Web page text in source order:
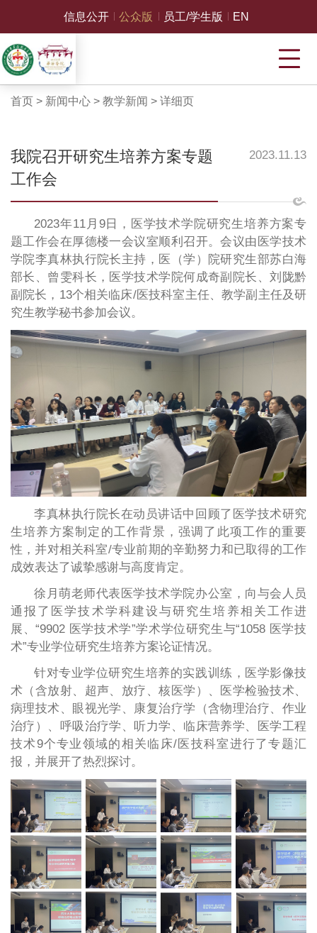
信息公开 公众版 员工/学生版 EN
首页 > 新闻中心> 教学新闻 > 详细页
我院召开研究生培养方案专题
工作会
2023.11.13
2023年11月9日，医学技术学院研究生培养方案专
题工作会在厚德楼一会议室顺利召开。会议由医学技术
学院李真林执行院长主持，医（学）院研究生部苏白海
部长、曾雯科长，医学技术学院何成奇副院长、刘陇黔
副院长，13个相关临床/医技科室主任、教学副主任及研
究生教学秘书参加会议。
李真林执行院长在动员讲话中回顾了医学技术研究
生培养方案制定的工作背景，强调了此项工作的重要
性，并对相关科室/专业前期的辛勤努力和已取得的工作
成效表达了诚挚感谢与高度肯定。
徐月萌老师代表医学技术学院办公室，向与会人员
通报了医学技术学科建设与研究生培养相关工作进
展、“9902 医学技术学”学术学位研究生与“1058 医学技
术”专业学位研究生培养方案论证情况。
针对专业学位研究生培养的实践训练，医学影像技
术（含放射、超声、放疗、核医学）、医学检验技术、
病理技术、眼视光学、康复治疗学（含物理治疗、作业
治疗）、呼吸治疗学、听力学、临床营养学、医学工程
技术9个专业领域的相关临床/医技科室进行了专题汇
报，并展开了热烈探讨。